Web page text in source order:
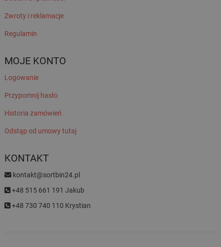
Zwroty i reklamacje
Regulamin
MOJE KONTO
Logowanie
Przypomnij hasło
Historia zamówień
Odstąp od umowy tutaj
KONTAKT
kontakt@sortbin24.pl
+48 515 661 191 Jakub
+48 730 740 110 Krystian